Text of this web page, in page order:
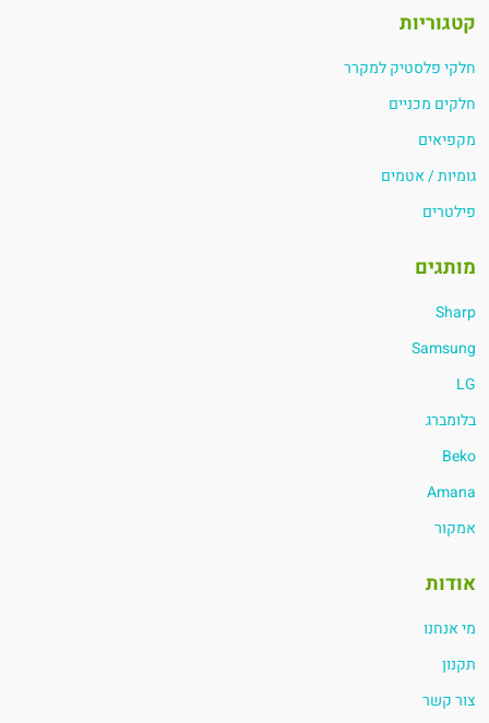
קטגוריות
חלקי פלסטיק למקרר
חלקים מכניים
מקפיאים
גומיות / אטמים
פילטרים
מותגים
Sharp
Samsung
LG
בלומברג
Beko
Amana
אמקור
אודות
מי אנחנו
תקנון
צור קשר